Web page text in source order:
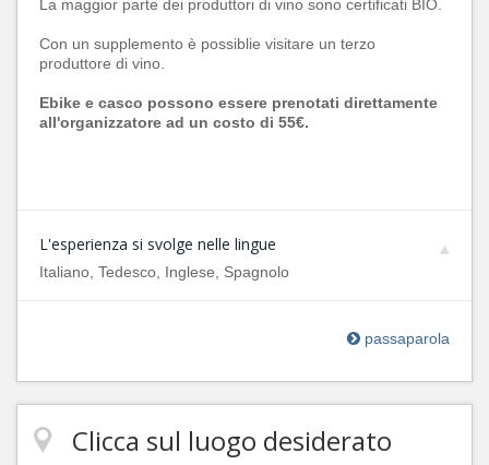
La maggior parte dei produttori di vino sono certificati BIO.
Con un supplemento è possiblie visitare un terzo
produttore di vino.
Ebike e casco possono essere prenotati direttamente
all'organizzatore ad un costo di 55€.
L'esperienza si svolge nelle lingue
Italiano, Tedesco, Inglese, Spagnolo
passaparola
Clicca sul luogo desiderato